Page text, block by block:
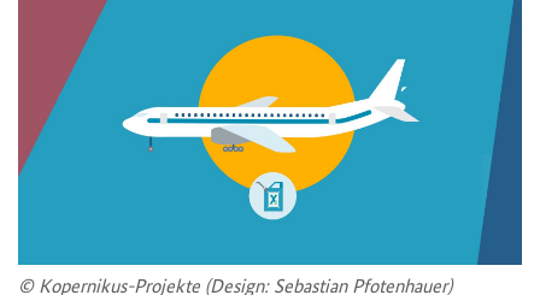
© Kopernikus-Projekte (Design: Sebastian Pfotenhauer)